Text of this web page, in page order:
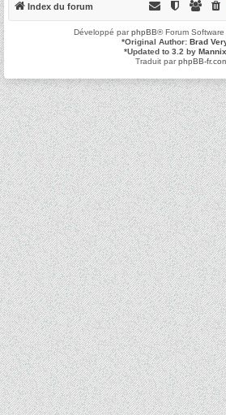
Index du forum
Développé parphpBB® Forum
*Original Author: Brad
*Updated to 3.2 by
Traduit parphpBB-